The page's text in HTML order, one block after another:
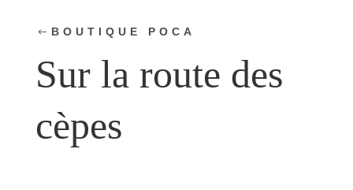
BOUTIQUE POCA
Sur la route des
cèpes